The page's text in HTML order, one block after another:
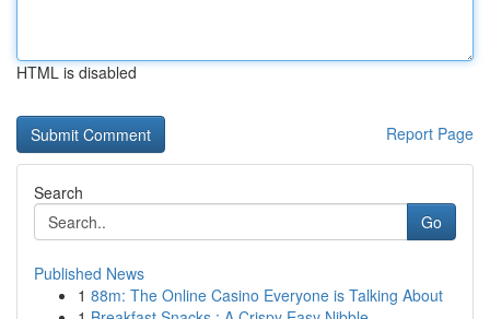
HTML is disabled
Report Page
Search
Go
Published News
1 88m: The Online Casino Everyone is Talking About